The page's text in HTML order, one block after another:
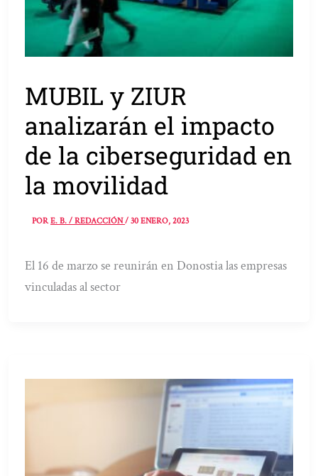
MUBIL y ZIUR
analizarán el impacto
de la ciberseguridad en
la movilidad
PORE. B. / REDACCIÓN/30 ENERO, 2023
El 16 de marzo se reunirán en Donostia las empresas
vinculadas al sector